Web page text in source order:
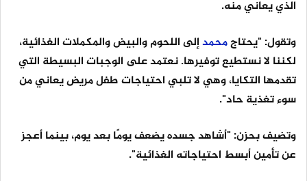
الذي يعاني منه.
وتقول: "يحتاجمحمدإلى اللحوم والبيض والمكملات الغذائية،
لكننا لا نستطيع توفيرها. نعتمد على الوجبات البسيطة التي
تقدمها التكايا، وهي لا تلبي احتياجات طفل مريض يعاني من
سوء تغذية حاد".
وتضيف بحزن: "أشاهد جسده يضعف يومًا بعد يوم، بينما أعجز
عن تأمين أبسط احتياجاته الغذائية".